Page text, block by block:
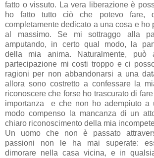
fatto o vissuto. La vera liberazione è
ho fatto tutto ciò che potevo fare,
completamente dedicato a una cosa e ho
al massimo. Se mi sottraggo alla
amputando, in certo qual modo, la
della mia anima. Naturalmente, può
partecipazione mi costi troppo e ci
ragioni per non abbandonarsi a una
allora sono costretto a confessare la
riconoscere che forse ho trascurato di
importanza e che non ho adempiuto a
modo compenso la mancanza di un
chiaro riconoscimento della mia
Un uomo che non è passato
passioni non le ha mai superate:
dimorare nella casa vicina, e in